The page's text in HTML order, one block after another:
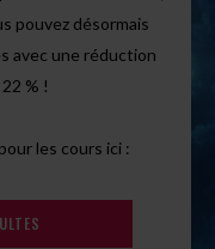
pouvez désormais
avec une réduction
% !
les cours ici :